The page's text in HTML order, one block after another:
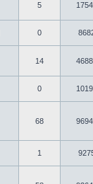
5
0
14
0
68
1